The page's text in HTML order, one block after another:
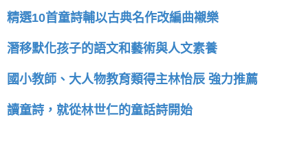
精選10首童詩輔以古典名作改編曲襯樂
潛移默化孩子的語文和藝術與人文素養
國小教師、大人物教育類得主林怡辰 強力推薦
讀童詩，就從林世仁的童話詩開始